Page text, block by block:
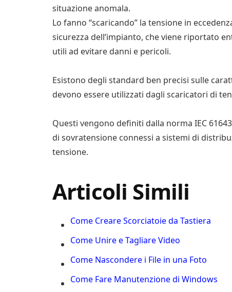
situazione anomala.
Lo fanno “scaricando” la tensione in
sicurezza dell’impianto, che viene riportato
utili ad evitare danni e pericoli.
Esistono degli standard ben precisi sulle
devono essere utilizzati dagli scaricatori di
Questi vengono definiti dalla norma IEC
di sovratensione connessi a sistemi di
tensione.
Articoli Simili
Come Creare Scorciatoie da Tastiera
Come Unire e Tagliare Video
Come Nascondere i File in una Foto
Come Fare Manutenzione di Windows